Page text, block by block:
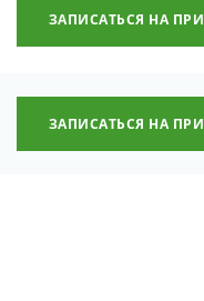
ЗАПИСАТЬСЯ НА
ЗАПИСАТЬСЯ НА